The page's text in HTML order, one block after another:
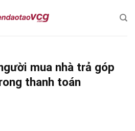
mua nhà trả góp
thanh toán